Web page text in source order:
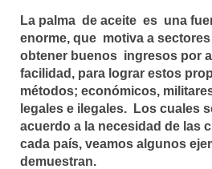
La palma de aceite es una
enorme, que motiva a
obtener buenos ingresos por
facilidad, para lograr estos
métodos; económicos,
legales e ilegales. Los cuales
acuerdo a la necesidad de las
cada país, veamos algunos
demuestran.